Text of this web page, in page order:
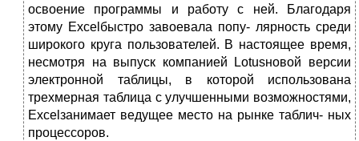
освоение программы и работу с ней. Благодаря
этому Excelбыстро завоевала попу- лярность среди
широкого круга пользователей. В настоящее время,
несмотря на выпуск компанией Lotusновой версии
электронной таблицы, в которой использована
трехмерная таблица с улучшенными возможностями,
Excelзанимает ведущее место на рынке таблич- ных
процессоров.